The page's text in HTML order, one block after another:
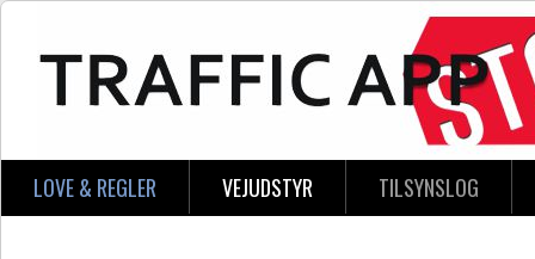
Skip to main content
LOVE & REGLER VEJUDSTYR TILSYNSLOG